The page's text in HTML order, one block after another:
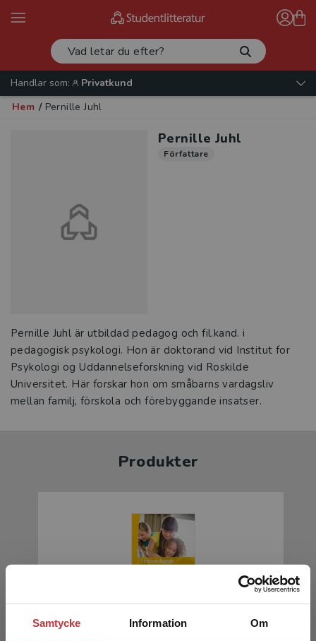
Samtycke Information Om
Handlar som:
Privatkund
Hem / Pernille Juhl
Pernille Juhl
Författare
Pernille Juhl är utbildad pedagog och fil.kand. i
pedagogisk psykologi. Hon är doktorand vid Institut for
Psykologi og Uddannelseforskning vid Roskilde
Universitet. Här forskar hon om småbarns vardagsliv
mellan familj, förskola och förebyggande insatser.
Produkter
Fritidspedagogik med barnperspektiv